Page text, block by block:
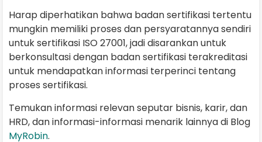
Harap diperhatikan bahwa badan sertifikasi tertentu
mungkin memiliki proses dan persyaratannya sendiri
untuk sertifikasi ISO 27001, jadi disarankan untuk
berkonsultasi dengan badan sertifikasi terakreditasi
untuk mendapatkan informasi terperinci tentang
proses sertifikasi.
Temukan informasi relevan seputar bisnis, karir, dan
HRD, dan informasi-informasi menarik lainnya di Blog
MyRobin.